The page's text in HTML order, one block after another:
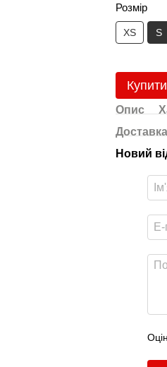
Розмір
XS S
Купити
Опис
Доставка
Новий